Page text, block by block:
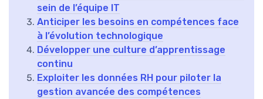
sein de l’équipe IT
Anticiper les besoins en compétences face
à l’évolution technologique
Développer une culture d’apprentissage
continu
Exploiter les données RH pour piloter la
gestion avancée des compétences